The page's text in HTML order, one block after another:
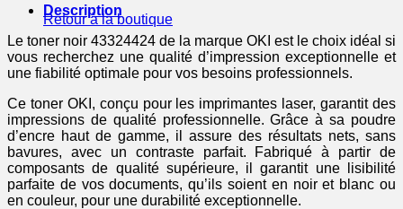
Retour à la boutique
Description
Le toner noir 43324424 de la marque OKI est le choix idéal si
vous recherchez une qualité d’impression exceptionnelle et
une fiabilité optimale pour vos besoins professionnels.
Ce toner OKI, conçu pour les imprimantes laser, garantit des
impressions de qualité professionnelle. Grâce à sa poudre
d’encre haut de gamme, il assure des résultats nets, sans
bavures, avec un contraste parfait. Fabriqué à partir de
composants de qualité supérieure, il garantit une lisibilité
parfaite de vos documents, qu’ils soient en noir et blanc ou
en couleur, pour une durabilité exceptionnelle.